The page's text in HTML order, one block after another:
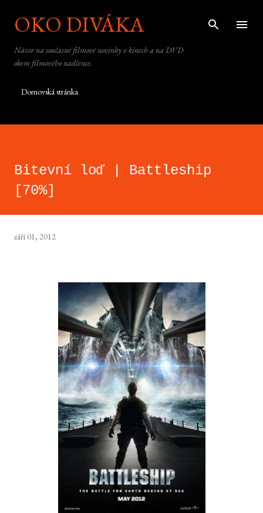
Přeskočit na hlavní obsah
OKO DIVÁKA
Názor na současné filmové novinky v kinech a na DVD
okem filmového nadšence.
Domovská stránka
Bitevní loď | Battleship
[70%]
září 01, 2012